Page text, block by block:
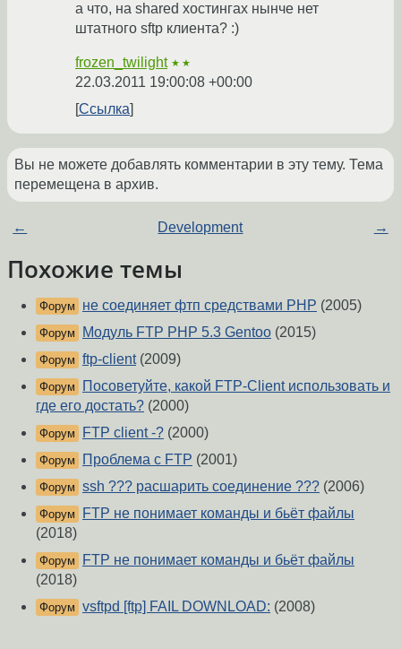
а что, на shared хостингах нынче нет
штатного sftp клиента? :)
frozen_twilight ★★
22.03.2011 19:00:08 +00:00
Ссылка
Вы не можете добавлять комментарии в эту тему. Тема
перемещена в архив.
← Development →
Похожие темы
Форум не соединяет фтп средствами PHP (2005)
Форум Модуль FTP PHP 5.3 Gentoo (2015)
Форум ftp-client(2009)
Форум
Посоветуйте, какой FTP-Client использовать и
где его достать? (2000)
Форум FTP client -? (2000)
Форум Проблема с FTP (2001)
Форум ssh ??? расшарить соединение ??? (2006)
Форум
FTP не понимает команды и бьёт файлы
(2018)
Форум
FTP не понимает команды и бьёт файлы
(2018)
Форум vsftpd [ftp] FAIL DOWNLOAD: (2008)